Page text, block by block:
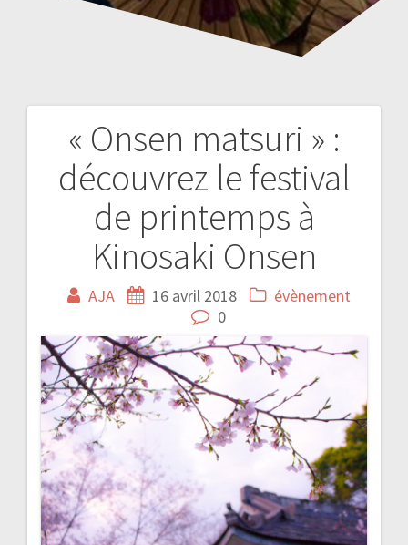
« Onsen matsuri » :
découvrez le festival
de printemps à
Kinosaki Onsen
AJA 16 avril 2018
évènement
0
Navigation
de
l’article